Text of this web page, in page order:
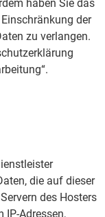
haben Sie das
der
zu verlangen.
die auf dieser
des Hosters
IP-Adressen,